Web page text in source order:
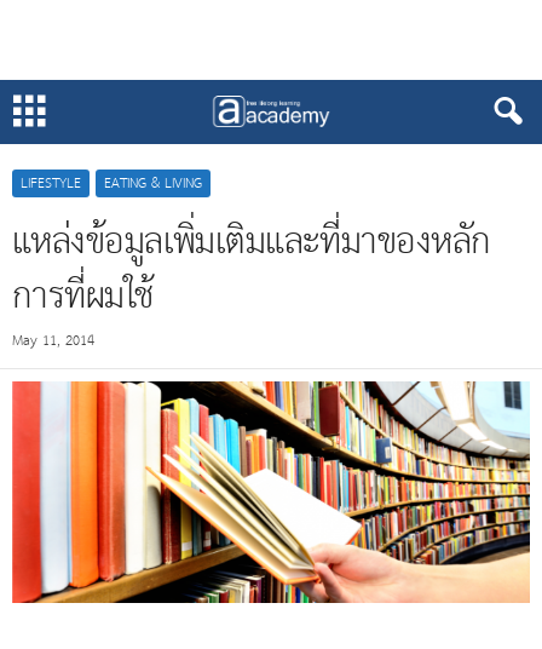
LIFESTYLE EATING & LIVING
แหล่งข้อมูลเพิ่มเติมและที่มาของหลัก
การที่ผมใช้
May 11, 2014